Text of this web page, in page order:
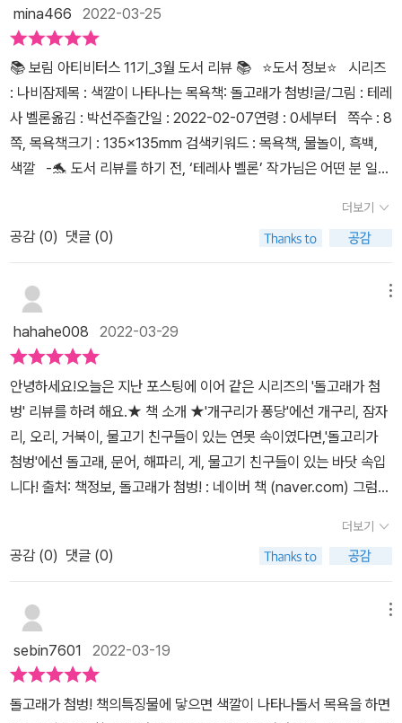
즈: 나비잠*나비잠 시리즈는 0-3세를 위한 보림출판사의 책 시리즈
돌고래가 첨벙!은 목욕책이에요. 아이들이 목욕을 하며 볼 수 있는 책
이랍니다. 다치지 않게 끝 부분이 라운드처리 되어있고 유럽 공동체
인증을 받아 안심하고 사용할 수 있어요. 2. 책 특징 ​하나, 물에 닿으
면 변하는 색이게 바로... 요즘 와기들을 위한 책인걸까요. 리뷰를 하
는 내내 너무 신기했어요. 물에 닿으면 색이 드러나요. 이 부분은 무슨
색일까? 질문하며 목욕을 해도 괜찮을 것 같아요. 하늘색과 주황색이
주로 쓰였답니다. ​둘, 폭신폭신한 질감책 자체의 재질은 방수라서 얇
은 튜브(?)같은 재질이에요. 그 안에 아이들의 촉감을 위해서 폭신폭
들이 살아요. 먼저 고래와 돌고래도 보이고요. 문어, 불가사리, 떼 지
어 사는 작은 물고기들, 해초, 꽃게, 물고기 등이 그려져 있어요. 특히
작은 물고기들이 떼 지어 사는 것까지 그려져 있는 디테일이 눈에 띄
어요. ​3. '돌고래가 첨벙!' 총평<돌고래가 첨벙!>은 나비잠 시리즈죠.
어린 아기들을 위해 만들어진 시리즈인만큼, 상상하지 못한 새롭고
다양한 방법으로 책들이 많이 나와요. 어릴 때부터 책을 가까이 할 수
있도록 출판사와 작가들이 많은 노력을 기울이고 있단 뜻이곘죠. 물
에 닿으면 색이 나타나는 염료의 특성을 사용해 아이들에게 새로운
음껏 상상할 수 있을 테니까요. 목욕을 즐기거나, 혹은 두려워하는 아
기들에게 추천합니다. 즐기는 아이라면 그 재미가 배가 될 거고, 두려
워 하는 아이라면 그 두려움이 조금은 적어질 것 같아요.​
mina466 2022-03-25
📚 보림 아티비터스 11기_3월 도서 리뷰 📚 ⭐도서 정보⭐ 시리즈
: 나비잠제목 : 색깔이 나타나는 목욕책: 돌고래가 첨벙!글/그림 : 테레
사 벨론옮김 : 박선주출간일 : 2022-02-07연령 : 0세부터 쪽수 : 8
쪽, 목욕책크기 : 135×135mm 검색키워드 : 목욕책, 물놀이, 흑백,
색깔 -🐬 도서 리뷰를 하기 전, ‘테레사 벨론’ 작가님은 어떤 분 일까
에서 일러스트레이션을 전공하신 일러스트레이터에요. 그림을 그려
전시를 여는 한편, 전 세계의 클라이언트들과 함께 일을 하시지요. 더
불어 작가님은 여행을 하고 산책을 하고 아름다운 책들을 보며 작업
의 영감을 얻으신대요. 정말 멋진 분이지요!? 아이들을 위해 예쁜 책
닿으면 색깔이 짠! 흑백의 단순하고 감각적인 일러스트레이션에 물이
닿으면 알록달록 색깔이 나타나요. 돌고래, 문어, 해파리, 게, 물고기
친구들과 바닷속으로 첨벙 빠져볼까요? 아기들의 목욕시간을 즐겁게
만들어 줄 마법 같은 목욕책, 아티비터스 11기 3월 첫 번째 리뷰 도서
‘색깔이 나타나는 목욕책: 돌고래가 첨벙!’ 영유아들은 시각 인지능
력이 약해 흑백이나 대비가 강한 그림이어야 집중하기 쉽다고 해요.
따라서 이 책의 경우, 이러한 영유아의 시각 인지능력을 배려하여 만
들어진 책이에요. 단순한 흑백의 그림들로 구성되어 있지만, 간결하
고 감각적인 일러스트레이션을 통해 영유아의 집중력 향상에 도움을
에 폭신폭신한 재질의 책으로, 아이들이 종이로 된 책보다 안전한 사
용이 가능해요. 그리고 일반 책처럼 넘기는 형식의 책이 아닌 병풍처
럼 펼쳐지는 8쪽의 간결한 책으로 구성되어있고, 책의 모서리는 둥글
둥글, 촉감은 폭신하고 말랑하여 소근육 발달에도 도움을 주며, 아기
더보기
공감 (0) 댓글 (0)
hahahe008 2022-03-29
안녕하세요!오늘은 지난 포스팅에 이어 같은 시리즈의 '돌고래가 첨
벙' 리뷰를 하려 해요.★ 책 소개 ★'개구리가 퐁당'에선 개구리, 잠자
리, 오리, 거북이, 물고기 친구들이 있는 연못 속이였다면,'돌고리가
첨벙'에선 돌고래, 문어, 해파리, 게, 물고기 친구들이 있는 바닷 속입
니다! 출처: 책정보, 돌고래가 첨벙! : 네이버 책 (naver.com) 그럼
로 넣는 것이 아닌! 물 묻은 남아있는 손으로 그림책을 만져봤어요.그
랬더니 만져지는 그대로 색깔이 나타나요:) 역시나 물에 닿는 순간
'흑백'이었던 그림들이 파랑, 분홍색으로 바꼈습니다.이런 그림책들은
아이들이 '목욕'을 싫어하지 않고, '놀이'라고 생각하면서 노는 데에 좋
을 것 같아요! 또, 튜브같은 재질이라서 한번 물 묻어도 언제든 다시
사용할 수 있다는 장점이 있어요! 결과물!8쪽짜리 그림책들의 색깔들
이 나타났어요.또 병풍책으로 펼쳐지면서 다양한 연못, 바닷속 친구
들을 찾을 수 있어요! <돌고래가 첨벙!>도 KC 안전인증과 CE 유럽
더보기
공감 (0) 댓글 (0)
sebin7601 2022-03-19
돌고래가 첨벙! 책의특징물에 닿으면 색깔이 나타나돌서 목욕을 하면